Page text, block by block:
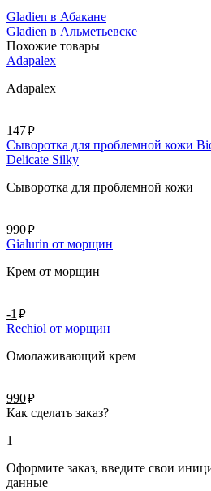
Gladien в Абакане
Gladien в Альметьевске
Похожие товары
Adapalex
Adapalex
147руб.
Сыворотка для проблемной кожи
Delicate Silky
Сыворотка для проблемной кожи
990руб.
Gialurin от морщин
Крем от морщин
-1 руб.
Rechiol от морщин
Омолаживающий крем
990руб.
Как сделать заказ?
1
Оформите заказ, введите свои
данные